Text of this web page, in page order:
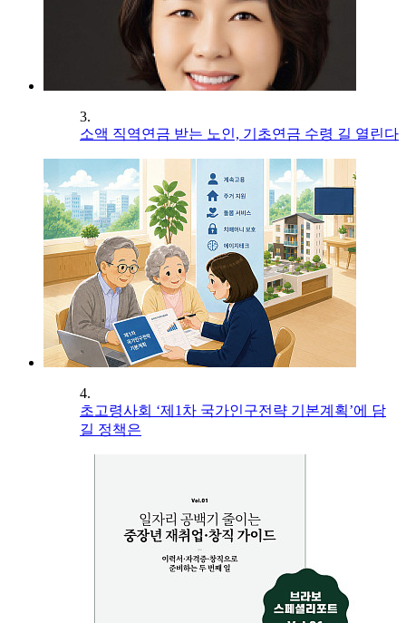
3.
소액 직역연금 받는 노인, 기초연금 수령 길 열린다
4.
초고령사회 ‘제1차 국가인구전략 기본계획’에 담
길 정책은